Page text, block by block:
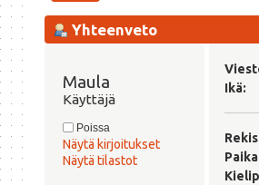
Yhteenveto
Maula
Käyttäjä
Poissa
Näytä kirjoitukset
Näytä tilastot
Ikä: